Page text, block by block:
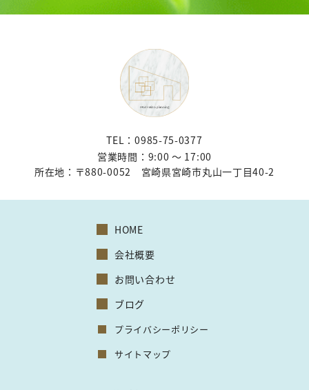
TEL：0985-75-0377
営業時間：9:00 〜 17:00
所在地： 〒880-0052 宮崎県宮崎市丸山一丁目40-2
HOME
会社概要
お問い合わせ
ブログ
プライバシーポリシー
サイトマップ